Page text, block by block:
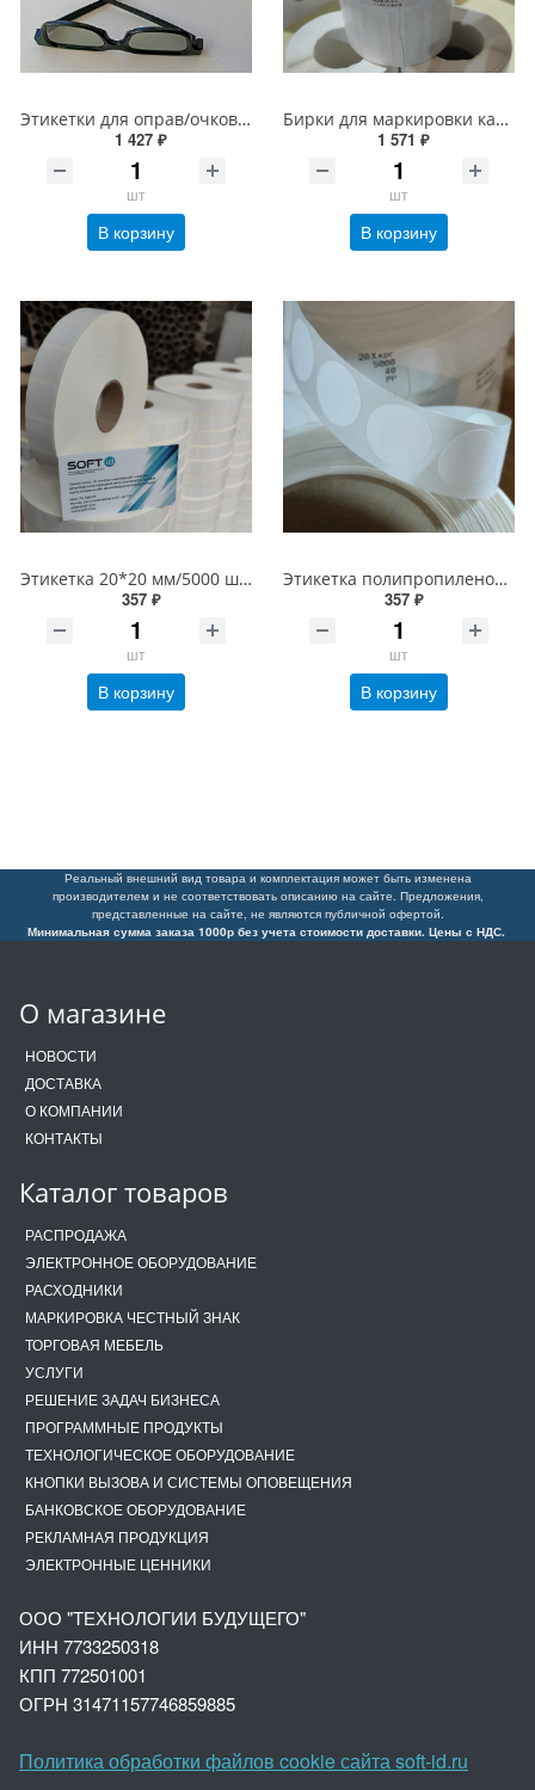
Этикетки для оправ/очков PP белый (маркировка очков) 30*16 мм с хвостиком, 2000 шт/втулка 40 мм
1 427 ₽
шт
В корзину
Бирки для маркировки кабеля, проводов, очков, ювелирки PP белый 30*16 мм с увелич. хвостиком 45мм, 2000 шт/втулка 40 мм
1 571 ₽
шт
В корзину
Этикетка 20*20 мм/5000 шт Честный знак, втулка 40/76 мм, PP Полипропиленовая Белая Глянцевая (20х20 этикетка)
357 ₽
шт
В корзину
Этикетка полипропиленовая круглая 20 мм/5000 шт PP Честный знак, втулка 40/76 мм, Белая Глянец 60 мкм (20х20 Полипропилен d20 круг)
357 ₽
шт
В корзину
Реальный внешний вид товара и комплектация может быть изменена
производителем и не соответствовать описанию на сайте. Предложения,
представленные на сайте, не являются публичной офертой.
Минимальная сумма заказа 1000р без учета стоимости доставки. Цены с НДС.
О магазине
НОВОСТИ
ДОСТАВКА
О КОМПАНИИ
КОНТАКТЫ
Каталог товаров
РАСПРОДАЖА
ЭЛЕКТРОННОЕ ОБОРУДОВАНИЕ
РАСХОДНИКИ
МАРКИРОВКА ЧЕСТНЫЙ ЗНАК
ТОРГОВАЯ МЕБЕЛЬ
УСЛУГИ
РЕШЕНИЕ ЗАДАЧ БИЗНЕСА
ПРОГРАММНЫЕ ПРОДУКТЫ
ТЕХНОЛОГИЧЕСКОЕ ОБОРУДОВАНИЕ
КНОПКИ ВЫЗОВА И СИСТЕМЫ ОПОВЕЩЕНИЯ
БАНКОВСКОЕ ОБОРУДОВАНИЕ
РЕКЛАМНАЯ ПРОДУКЦИЯ
ЭЛЕКТРОННЫЕ ЦЕННИКИ
ООО "ТЕХНОЛОГИИ БУДУЩЕГО"
ИНН 7733250318
КПП 772501001
ОГРН 31471157746859885
Политика обработки файлов cookie сайта soft-id.ru